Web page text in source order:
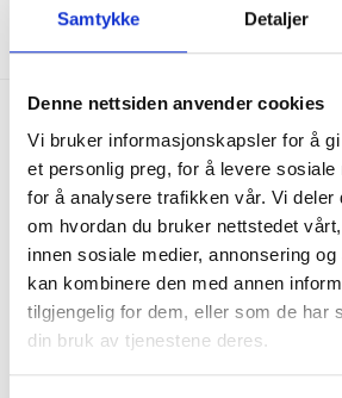
Samtykke Detaljer
Denne nettsiden anvender cookies
Vi bruker informasjonskapsler for å
et personlig preg, for å levere
for å analysere trafikken vår. Vi deler
om hvordan du bruker nettstedet
innen sosiale medier, annonsering
kan kombinere den med annen
tilgjengelig for dem, eller som de har
din bruk av tjenestene deres.
KJØP
FRAKT PÅ ORDRE 0-
Pakke til hentested. Velg enten
handlekurven/checkout. Prisen avhenger
på pakken.
Produkter som kan knuses eller skades via.
Kjølevarer sendes heller
Levering på nærmeste post i
Maksmål: 35 kg / 120 x 60 x
Med Sporing